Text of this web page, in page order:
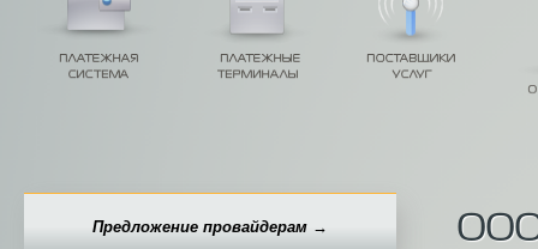
Предложение провайдерам →